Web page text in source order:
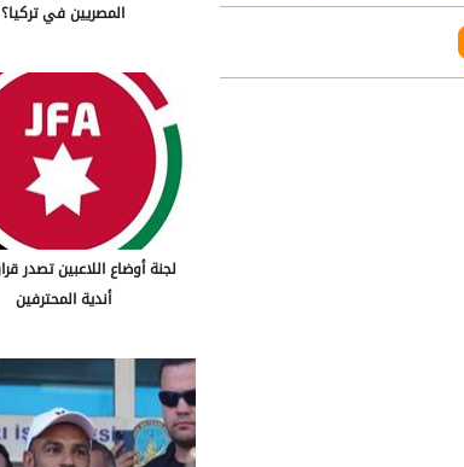
المصريين في تركيا؟
لجنة أوضاع اللاعبين تصدر
أندية المحترفين